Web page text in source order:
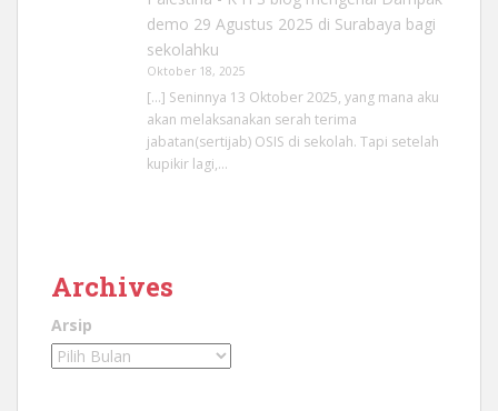
demo 29 Agustus 2025 di Surabaya bagi
sekolahku
Oktober 18, 2025
[…] Seninnya 13 Oktober 2025, yang mana aku
akan melaksanakan serah terima
jabatan(sertijab) OSIS di sekolah. Tapi setelah
kupikir lagi,…
Archives
Arsip